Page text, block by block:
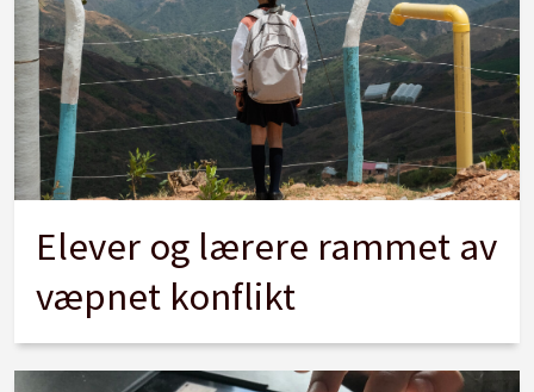
Elever og lærere rammet av
væpnet konflikt